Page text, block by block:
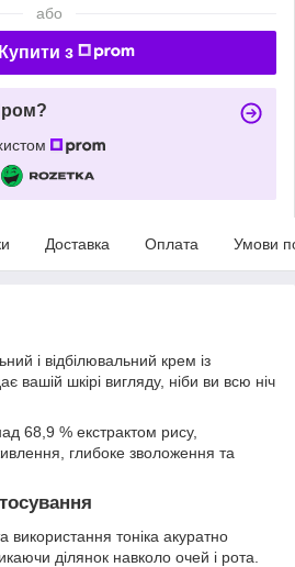
або
Купити з
Доставка Оплата Умови
і відбілювальний крем із
вашій шкірі вигляду, ніби ви всю ніч
68,9 % екстрактом рису,
глибоке зволоження та
використання тоніка акуратно
ділянок навколо очей і рота.